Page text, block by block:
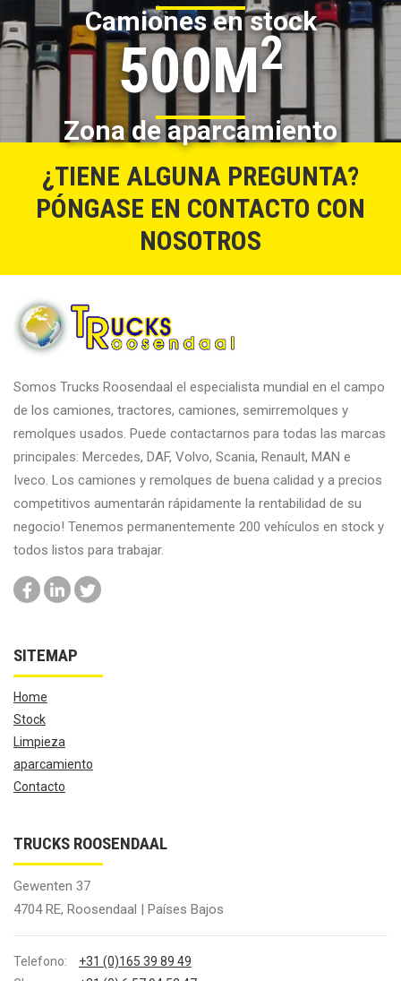
Camiones en stock
500M2
Zona de aparcamiento
¿TIENE ALGUNA PREGUNTA?
PÓNGASE EN CONTACTO CON
NOSOTROS
Somos Trucks Roosendaal el especialista mundial en el campo
de los camiones, tractores, camiones, semirremolques y
remolques usados. Puede contactarnos para todas las marcas
principales: Mercedes, DAF, Volvo, Scania, Renault, MAN e
Iveco. Los camiones y remolques de buena calidad y a precios
competitivos aumentarán rápidamente la rentabilidad de su
negocio! Tenemos permanentemente 200 vehículos en stock y
todos listos para trabajar.
SITEMAP
Home
Stock
Limpieza
aparcamiento
Contacto
TRUCKS ROOSENDAAL
Gewenten 37
4704 RE, Roosendaal | Países Bajos
Telefono:
+31 (0)165 39 89 49